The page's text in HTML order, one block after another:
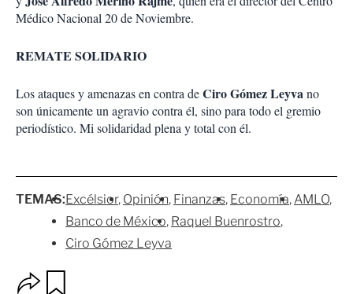
Médico Nacional 20 de Noviembre.
REMATE SOLIDARIO
Los ataques y amenazas en contra deCiro Gómez Leyvano
son únicamente un agravio contra él, sino para todo el gremio
periodístico. Mi solidaridad plena y total con él.
TEMAS:Excélsior Opinión Finanzas Economía AMLO
Banco de México Raquel Buenrostro
Ciro Gómez Leyva